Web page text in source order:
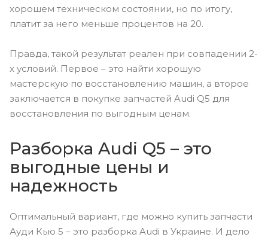
хорошем техническом состоянии, но по итогу,
платит за него меньше процентов на 20.
Правда, такой результат реален при совпадении 2-
х условий. Первое – это найти хорошую
мастерскую по восстановлению машин, а второе
заключается в покупке запчастей Audi Q5 для
восстановления по выгодным ценам.
Разборка Audi Q5 – это
выгодные цены и
надежность
Оптимальный вариант, где можно купить запчасти
Ауди Кью 5 – это разборка Audi в Украине. И дело